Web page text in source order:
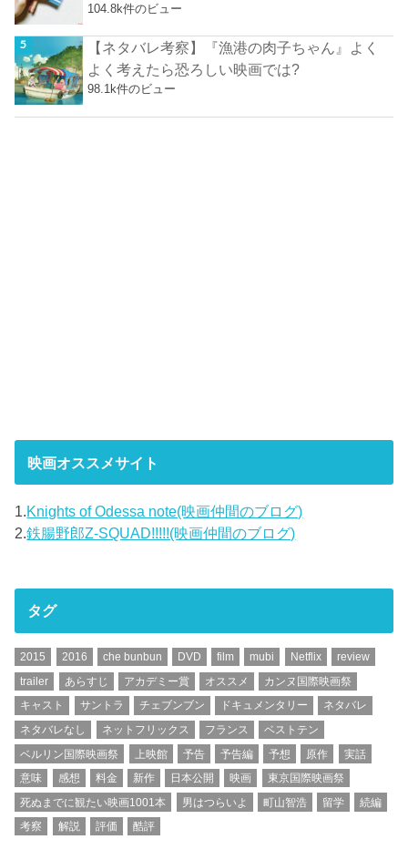
104.8k件のビュー
【ネタバレ考察】『漁港の肉子ちゃん』よく
よく考えたら恐ろしい映画では?
98.1k件のビュー
映画オススメサイト
1.Knights of Odessa note(映画仲間のブログ)
2.鉄腸野郎Z-SQUAD!!!!!(映画仲間のブログ)
タグ
2015 2016 che bunbun DVD film mubi Netflix
review
trailer
あらすじ アカデミー賞 オススメ
カンヌ国際映画祭
キャスト
サントラ チェブンブン ドキュメンタリー
ネタバレ
ネタバレなし
ネットフリックス フランス
ベストテン
ベルリン国際映画祭
上映館 予告 予告編 予想 原作
実話
意味
感想 料金 新作 日本公開 映画
東京国際映画祭
死ぬまでに観たい映画1001本
男はつらいよ 町山智浩 留学
続編
考察
解説 評価 酷評